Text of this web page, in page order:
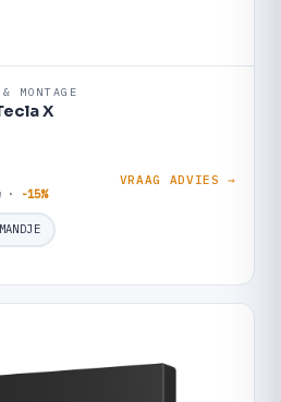
MONTAGE
X
· -15%
VRAAG ADVIES →